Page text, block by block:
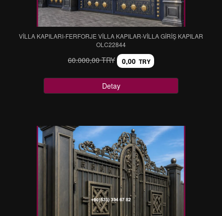
VİLLA KAPILARI-FERFORJE VİLLA KAPILAR-VİLLA GİRİŞ KAPILAR
OLC22844
60.000,00 TRY 0,00 TRY
Detay